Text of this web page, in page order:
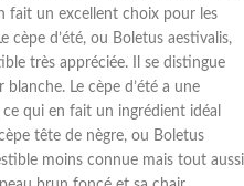
fait un excellent choix pour les
cèpe d’été, ou Boletus aestivalis,
très appréciée. Il se distingue
Le cèpe d’été a une
qui en fait un ingrédient idéal
tête de nègre, ou Boletus
moins connue mais tout aussi